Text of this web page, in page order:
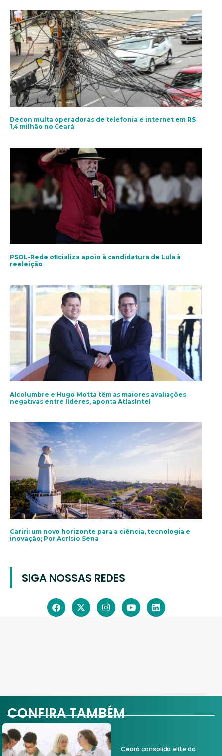
Decon multa operadoras de telefonia e internet em R$
1,4 milhão no Ceará
PSOL-Rede oficializa apoio à candidatura de Lula à
reeleição
Alcolumbre e Hugo Motta têm as maiores avaliações
negativas entre líderes, aponta AtlasIntel
Cariri: um novo horizonte para a ciência, tecnologia e
inovação; Por Acrísio Sena
SIGA NOSSAS REDES
CONFIRA TAMBÉM
Ceará consolida elite da